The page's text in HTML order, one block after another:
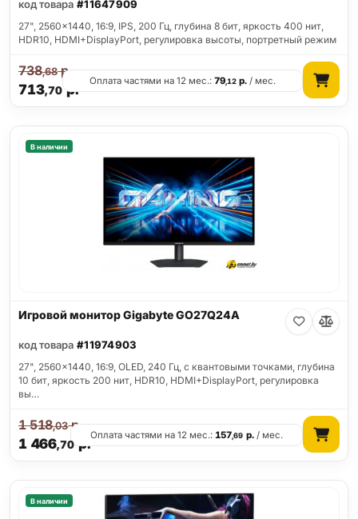
код товара #11647909
27", 2560x1440, 16:9, IPS, 200 Гц, глубина 8 бит, яркость 400 нит,
HDR10, HDMI+DisplayPort, регулировка высоты, портретный режим
713,70р.
738,68р.
Оплата частями на 12 мес.:79,12 р. / мес.
В наличии
Игровой монитор Gigabyte GO27Q24A
код товара #11974903
27", 2560x1440, 16:9, OLED, 240 Гц, c квантовыми точками, глубина
10 бит, яркость 200 нит, HDR10, HDMI+DisplayPort, регулировка
вы…
1 466,70 р.
1 518,03р.
Оплата частями на 12 мес.:157,69 р./ мес.
В наличии